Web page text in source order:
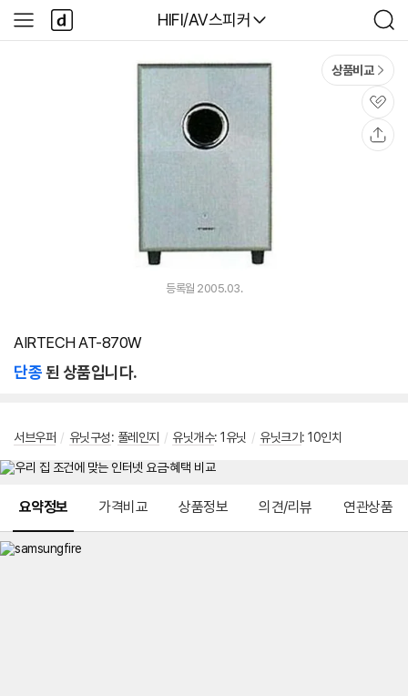
다나와
HIFI/AV스피커
검
색
사
이
다
나
와
상품비교
관
심
등록월 2005.03.
AIRTECH AT-870W
단종된 상품입니다.
서브우퍼 / 유닛구성: 풀레인지 / 유닛개수: 1유닛 / 유닛크기 : 10인치
요약정보 가격비교 상품정보 의견/리뷰 연관상품